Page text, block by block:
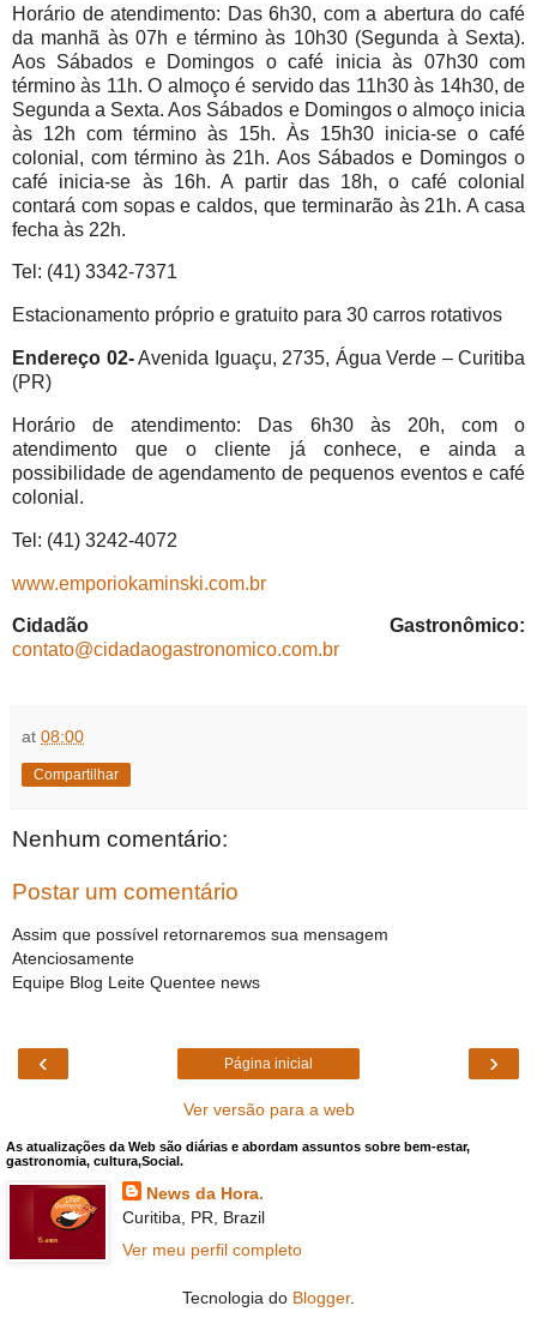
Horário de atendimento: Das 6h30, com a abertura do café
da manhã às 07h e término às 10h30 (Segunda à Sexta).
Aos Sábados e Domingos o café inicia às 07h30 com
término às 11h. O almoço é servido das 11h30 às 14h30, de
Segunda a Sexta. Aos Sábados e Domingos o almoço inicia
às 12h com término às 15h. Às 15h30 inicia-se o café
colonial, com término às 21h. Aos Sábados e Domingos o
café inicia-se às 16h. A partir das 18h, o café colonial
contará com sopas e caldos, que terminarão às 21h. A casa
fecha às 22h.
Tel: (41) 3342-7371
Estacionamento próprio e gratuito para 30 carros rotativos
Endereço 02-Avenida Iguaçu, 2735, Água Verde – Curitiba
(PR)
Horário de atendimento: Das 6h30 às 20h, com o
atendimento que o cliente já conhece, e ainda a
possibilidade de agendamento de pequenos eventos e café
colonial.
Tel: (41) 3242-4072
www.emporiokaminski.com.br
Cidadão Gastronômico:
contato@cidadaogastronomico.com.br
at 08:00
Compartilhar
Nenhum comentário:
Postar um comentário
Assim que possível retornaremos sua mensagem
Atenciosamente
Equipe Blog Leite Quentee news
‹ ›
Página inicial
Ver versão para a web
As atualizações da Web são diárias e abordam assuntos sobre bem-estar,
gastronomia, cultura,Social.
News da Hora.
Curitiba, PR, Brazil
Ver meu perfil completo
Tecnologia do Blogger.